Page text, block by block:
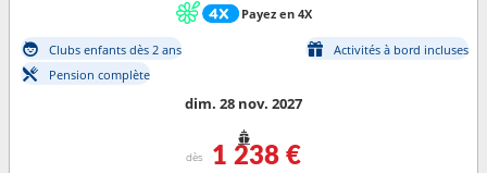
Payez en 4X
Clubs enfants dès 2 ans
Activités à bord incluses
Pension complète
dim. 28 nov. 2027
dès 1 238 €